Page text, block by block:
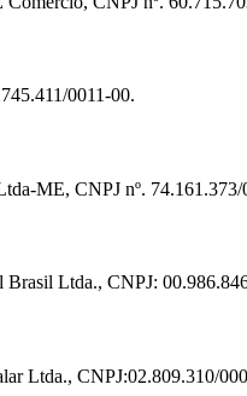
0011-00.
ME, CNPJ nº. 74.161.373/
Brasil Ltda., CNPJ:
Ltda., CNPJ:02.809.310/